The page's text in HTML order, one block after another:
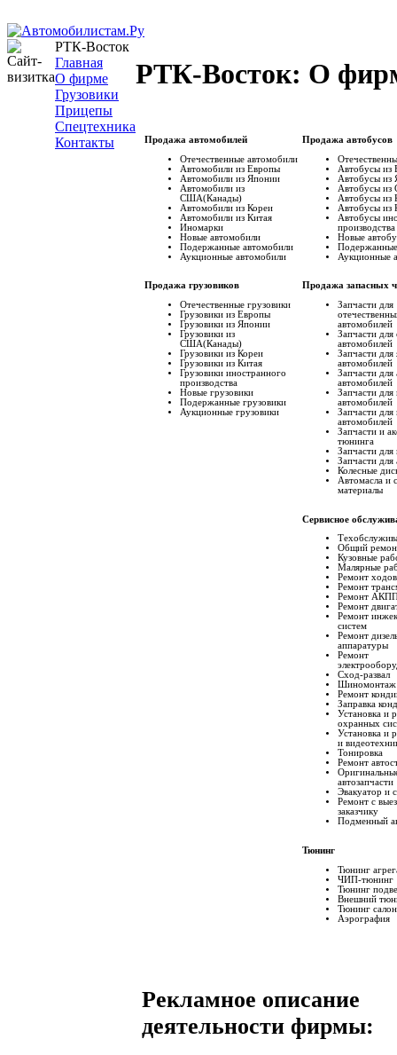
РТК-Восток
Главная
О фирме
Грузовики
Прицепы
Спецтехника
Контакты
РТК-Восток: О
Продажа автомобилей
Отечественные автомобили
Автомобили из Европы
Автомобили из Японии
Автомобили из
США(Канады)
Автомобили из Кореи
Автомобили из Китая
Иномарки
Новые автомобили
Подержанные автомобили
Аукционные автомобили
Продажа грузовиков
Отечественные грузовики
Грузовики из Европы
Грузовики из Японии
Грузовики из
США(Канады)
Грузовики из Кореи
Грузовики из Китая
Грузовики иностранного
производства
Новые грузовики
Подержанные грузовики
Аукционные грузовики
Продажа автобусов
Автобусы из
Автобусы из
Автобусы
Автобусы из
Автобусы из
Автобусы
производства
Новые
Аукционные
Продажа запасных
Запчасти для
автомобилей
Запчасти для
автомобилей
Запчасти для
автомобилей
Запчасти для
автомобилей
Запчасти для
автомобилей
Запчасти для
автомобилей
Запчасти и
тюнинга
Запчасти для
Запчасти для
Колесные
Автомасла и
материалы
Сервисное
Общий
Кузовные
Малярные
Ремонт
Ремонт
Ремонт
Ремонт
Ремонт
систем
Ремонт
аппаратуры
Ремонт
Сход-развал
Шиномонтаж
Ремонт
Заправка
Установка и
охранных
Установка и
и
Тонировка
Ремонт
автозапчасти
Эвакуатор и
Ремонт с
заказчику
Подменный
Тюнинг
Тюнинг
ЧИП-тюнинг
Тюнинг
Внешний
Тюнинг
Аэрография
Рекламное описание
деятельности фирмы: